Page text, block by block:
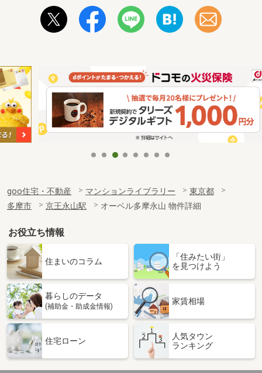
goo住宅・不動産 マンションライブラリー
東京都
多摩市
京王永山駅 オーベル多摩永山 物件詳細
お役立ち情報
住まいのコラム
「住みたい街」
を見つけよう
暮らしのデータ
(補助金・助成金情報)
家賃相場
住宅ローン
人気タウン
ランキング